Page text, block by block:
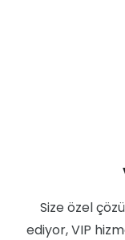
Size özel
ediyor, VIP